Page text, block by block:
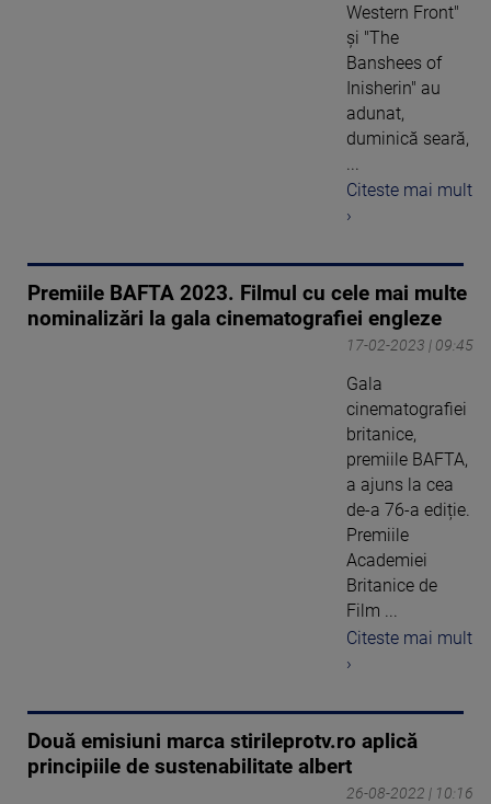
Western Front"
şi "The
Banshees of
Inisherin" au
adunat,
duminică seară,
...
Citeste mai mult
›
Premiile BAFTA 2023. Filmul cu cele mai multe
nominalizări la gala cinematografiei engleze
17-02-2023 | 09:45
Gala
cinematografiei
britanice,
premiile BAFTA,
a ajuns la cea
de-a 76-a ediție.
Premiile
Academiei
Britanice de
Film ...
Citeste mai mult
›
Două emisiuni marca stirileprotv.ro aplică
principiile de sustenabilitate albert
26-08-2022 | 10:16